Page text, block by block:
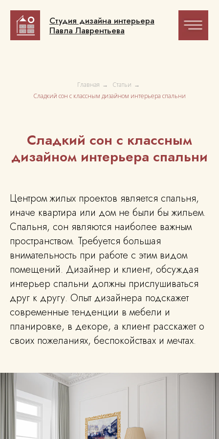
Павла Лаврентьева
Павла Лаврентьева
Главная → Статьи →
Сладкий сон с классным дизайном интерьера спальни
Сладкий сон с классным
дизайном интерьера спальни
Центром жилых проектов является спальня,
иначе квартира или дом не были бы жильем.
Спальня, сон являются наиболее важным
пространством. Требуется большая
внимательность при работе с этим видом
помещений. Дизайнер и клиент, обсуждая
интерьер спальни должны прислушиваться
друг к другу. Опыт дизайнера подскажет
современные тенденции в мебели и
планировке, в декоре, а клиент расскажет о
своих пожеланиях, беспокойствах и мечтах.